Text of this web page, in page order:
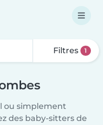
Filtres 1
ou simplement
des baby-sitters de